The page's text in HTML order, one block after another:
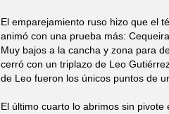
El emparejamiento ruso hizo que el
animó con una prueba más:
Muy bajos a la cancha y zona para
cerró con un triplazo de Leo
de Leo fueron los únicos puntos de
El último cuarto lo abrimos sin